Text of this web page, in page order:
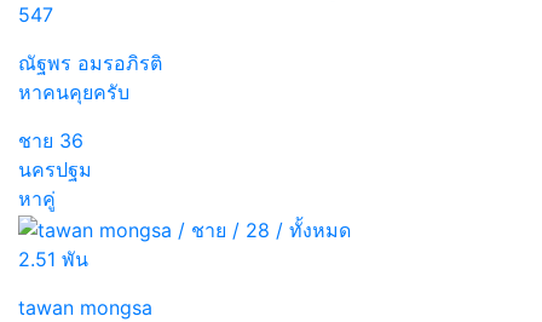
547
ณัฐพร อมรอภิรติ
หาคนคุยครับ
ชาย 36
นครปฐม
หาคู่
2.51 พัน
tawan mongsa